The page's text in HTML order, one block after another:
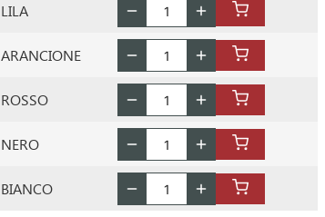
LILA
ARANCIONE
ROSSO
NERO
BIANCO